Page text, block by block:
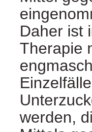
Daher ist
Therapie
werden,